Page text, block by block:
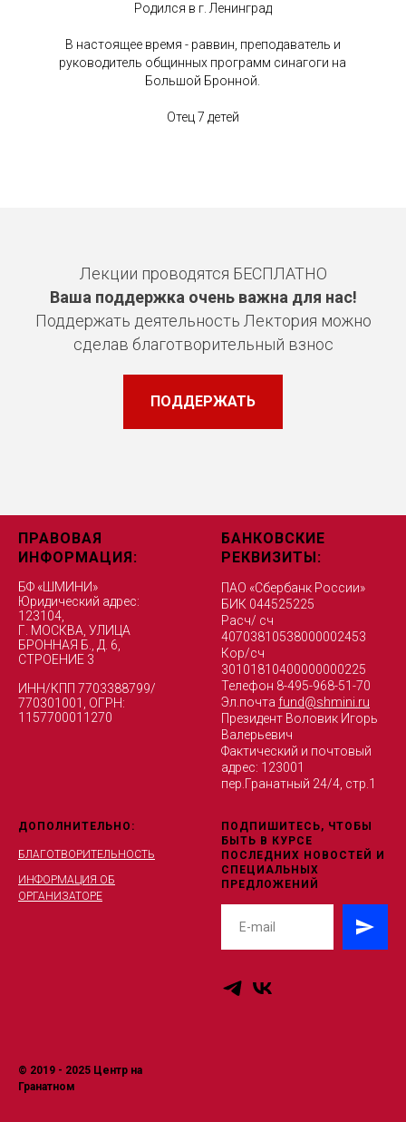
Родился в г. Ленинград
В настоящее время - раввин, преподаватель и
руководитель общинных программ синагоги на
Большой Бронной.
Отец 7 детей
Лекции проводятся БЕСПЛАТНО
Ваша поддержка очень важна для нас!
Поддержать деятельность Лектория можно
сделав благотворительный взнос
ПОДДЕРЖАТЬ
ПРАВОВАЯ
ИНФОРМАЦИЯ:
БФ «ШМИНИ»
Юридический адрес:
123104,
Г. МОСКВА, УЛИЦА
БРОННАЯ Б., Д. 6,
СТРОЕНИЕ 3
ИНН/КПП 7703388799/
770301001, ОГРН:
1157700011270
БАНКОВСКИЕ
РЕКВИЗИТЫ:
ПАО «Сбербанк России»
БИК 044525225
Расч/ сч
40703810538000002453
Кор/сч
30101810400000000225
Телефон 8-495-968-51-70
Эл.почта fund@shmini.ru
Президент Воловик Игорь
Валерьевич
Фактический и почтовый
адрес: 123001
пер.Гранатный 24/4, стр.1
ДОПОЛНИТЕЛЬНО:
БЛАГОТВОРИТЕЛЬНОСТЬ
ИНФОРМАЦИЯ ОБ
ОРГАНИЗАТОРЕ
ПОДПИШИТЕСЬ, ЧТОБЫ
БЫТЬ В КУРСЕ
ПОСЛЕДНИХ НОВОСТЕЙ И
СПЕЦИАЛЬНЫХ
ПРЕДЛОЖЕНИЙ
© 2019 - 2025 Центр на
Гранатном